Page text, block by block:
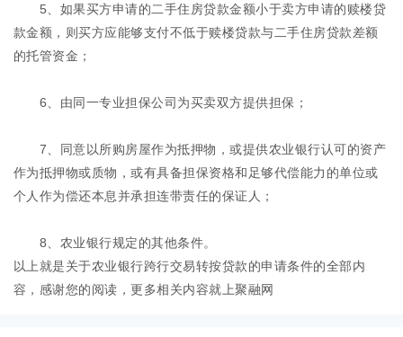
5、如果买方申请的二手住房贷款金额小于卖方申请的赎楼贷
款金额，则买方应能够支付不低于赎楼贷款与二手住房贷款差额
的托管资金；
6、由同一专业担保公司为买卖双方提供担保；
7、同意以所购房屋作为抵押物，或提供农业银行认可的资产
作为抵押物或质物，或有具备担保资格和足够代偿能力的单位或
个人作为偿还本息并承担连带责任的保证人；
8、农业银行规定的其他条件。
以上就是关于农业银行跨行交易转按贷款的申请条件的全部内
容，感谢您的阅读，更多相关内容就上聚融网